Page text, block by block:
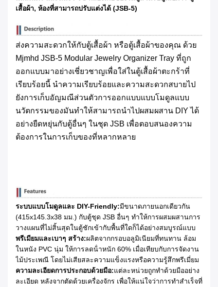
เสื้อผ้า, ห้องที่สามารถปรับแต่งได้ (JSB-5)
ส่งความสะดวกให้กับตู้เสื้อผ้า หรือตู้เสื้อผ้าของคุณ ด้วย
Mjmhd JSB-5 Modular Jewelry Organizer Tray ที่ถูก
ออกแบบมาอย่างเชี่ยวชาญเพื่อใส่ในตู้เสื้อผ้าตะกร้าที่
เรียบร้อยนี้ นําความเรียบร้อยและความสะดวกสบายไป
ยังการเก็บอัญมณีส่วนตัวการออกแบบแบบโมดูลแบบ
นวัตกรรมของมันทําให้สามารถนําไปผสมผสาน DIY ได้
อย่างยืดหยุ่นกับตู้อื่นๆ ในชุด JSB เพื่อตอบสนองความ
ต้องการในการเก็บของที่หลากหลาย
ระบบแบบโมดูลและ DIY-Friendly:มีขนาดภายนอกเดียวกัน
(415x145.3x38 มม.) กับตู้ชุด JSB อื่นๆ ทําให้การผสมผสานการ
วางแผนที่ไม่สิ้นสุดในตู้ชักเข้ากับพื้นที่ใดก็ได้อย่างสมบูรณ์แบบ
พรีเมียมและเบาๆ สร้าง:ผลิตจากกรอบอลูมิเนียมที่ทนทาน ล้อม
ในหนัง PVC นุ่ม ให้การลดน้ําหนัก 60% เมื่อเทียบกับการจัดงาน
ไม้ประเพณี โดยไม่เสียสละความแข็งแรงหรือความรู้สึกพรีเมี่ยม
ความละเอียดการประกอบด้วยมือ:แต่ละหน่วยถูกทําด้วยมืออย่าง
ละเอียด หลังจากตัดด้วยเครื่องจักร เพื่อให้แน่ใจว่าการทําสําเร็จที่